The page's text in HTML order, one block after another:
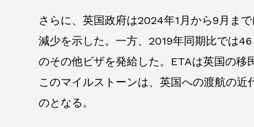
さらに、英国政府は2024年1月から9月ま
減少を示した。一方、2019年同期比では
のその他ビザを発給した。ETAは英国の移
このマイルストーンは、英国への渡航の
のとなる。